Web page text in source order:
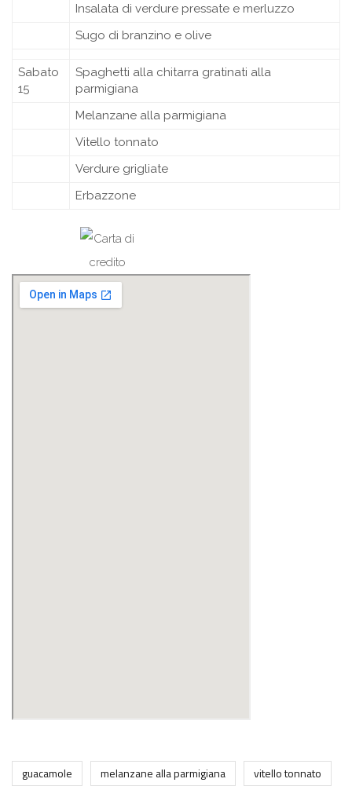
Insalata di verdure pressate e merluzzo
Sugo di branzino e olive
Sabato
15
Spaghetti alla chitarra gratinati alla
parmigiana
Melanzane alla parmigiana
Vitello tonnato
Verdure grigliate
Erbazzone
guacamole melanzane alla parmigiana vitello tonnato